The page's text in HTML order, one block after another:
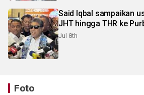
Said Iqbal sampaikan
JHT hingga THR ke
Jul 8th
Foto